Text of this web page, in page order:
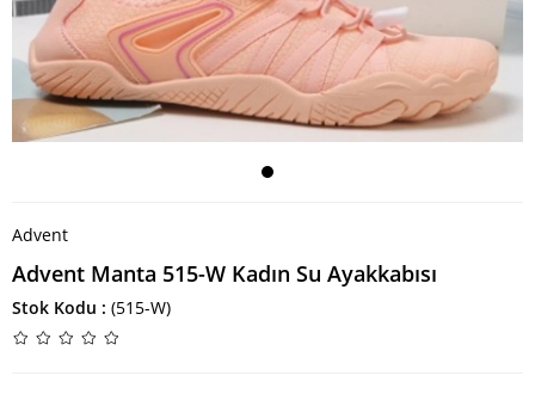
Advent
Advent Manta 515-W Kadın Su Ayakkabısı
Stok Kodu (515-W)